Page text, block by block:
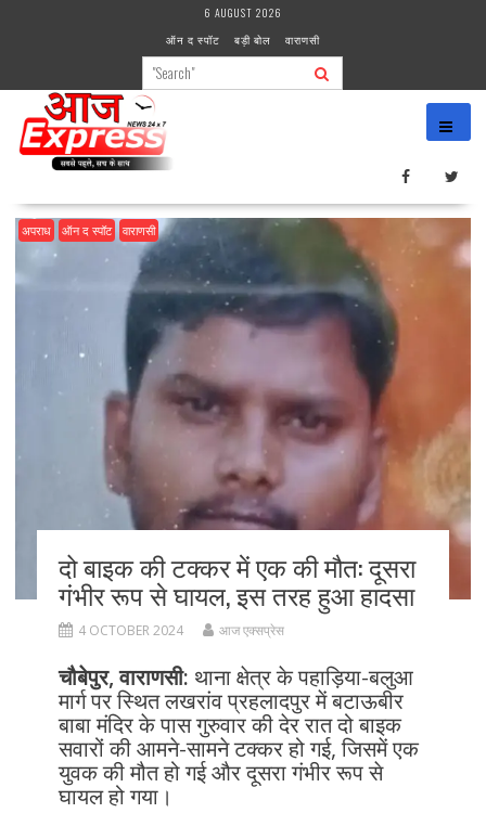
6 AUGUST 2026
ऑन द स्पॉट
बड़ी बोल वाराणसी
अपराध ऑन द स्पॉट वाराणसी
दो बाइक की टक्कर में एक की मौत: दूसरा
गंभीर रूप से घायल, इस तरह हुआ हादसा
4 OCTOBER 2024 आज एक्सप्रेस
चौबेपुर, वाराणसी: थाना क्षेत्र के पहाड़िया-बलुआ
मार्ग पर स्थित लखरांव प्रहलादपुर में बटाऊबीर
बाबा मंदिर के पास गुरुवार की देर रात दो बाइक
सवारों की आमने-सामने टक्कर हो गई, जिसमें एक
युवक की मौत हो गई और दूसरा गंभीर रूप से
घायल हो गया।